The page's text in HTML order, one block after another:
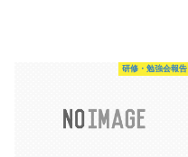
研修・勉強会報告